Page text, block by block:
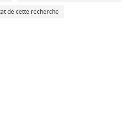
de cette recherche